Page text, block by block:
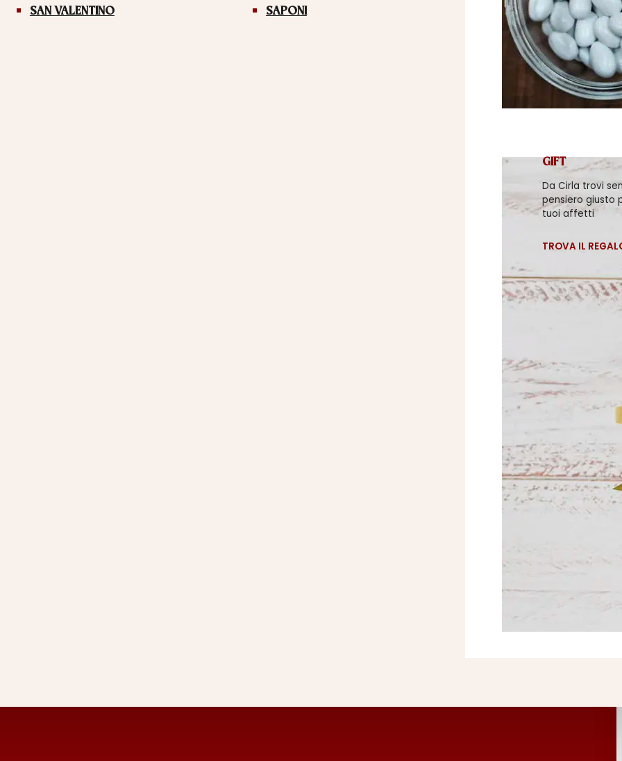
SAN VALENTINO
SAPONI
GIFT
Da Cirla trovi
pensiero giusto
tuoi affetti
TROVA IL